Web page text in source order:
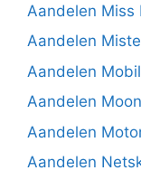
Aandelen Miss
Aandelen
Aandelen
Aandelen
Aandelen
Aandelen